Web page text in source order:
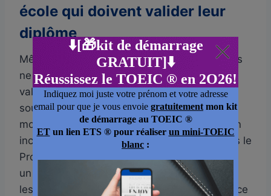
école qui doivent valider leur
diplôme
Même si vous êtes déjà admis à KEDGE, vous
ne pourrez pas obtenir votre diplôme sans
valider les exigences linguistiques. C’est
souvent un point négligé jusqu’au dernier
moment, alors que le TOEIC est une condition
incontournable à la sortie, en particulier dans le
Programme Grande École, où KEDGE impose
un score minimum de 785 points inscrit dans
les règlements pédagogiques officiels. Sans ce